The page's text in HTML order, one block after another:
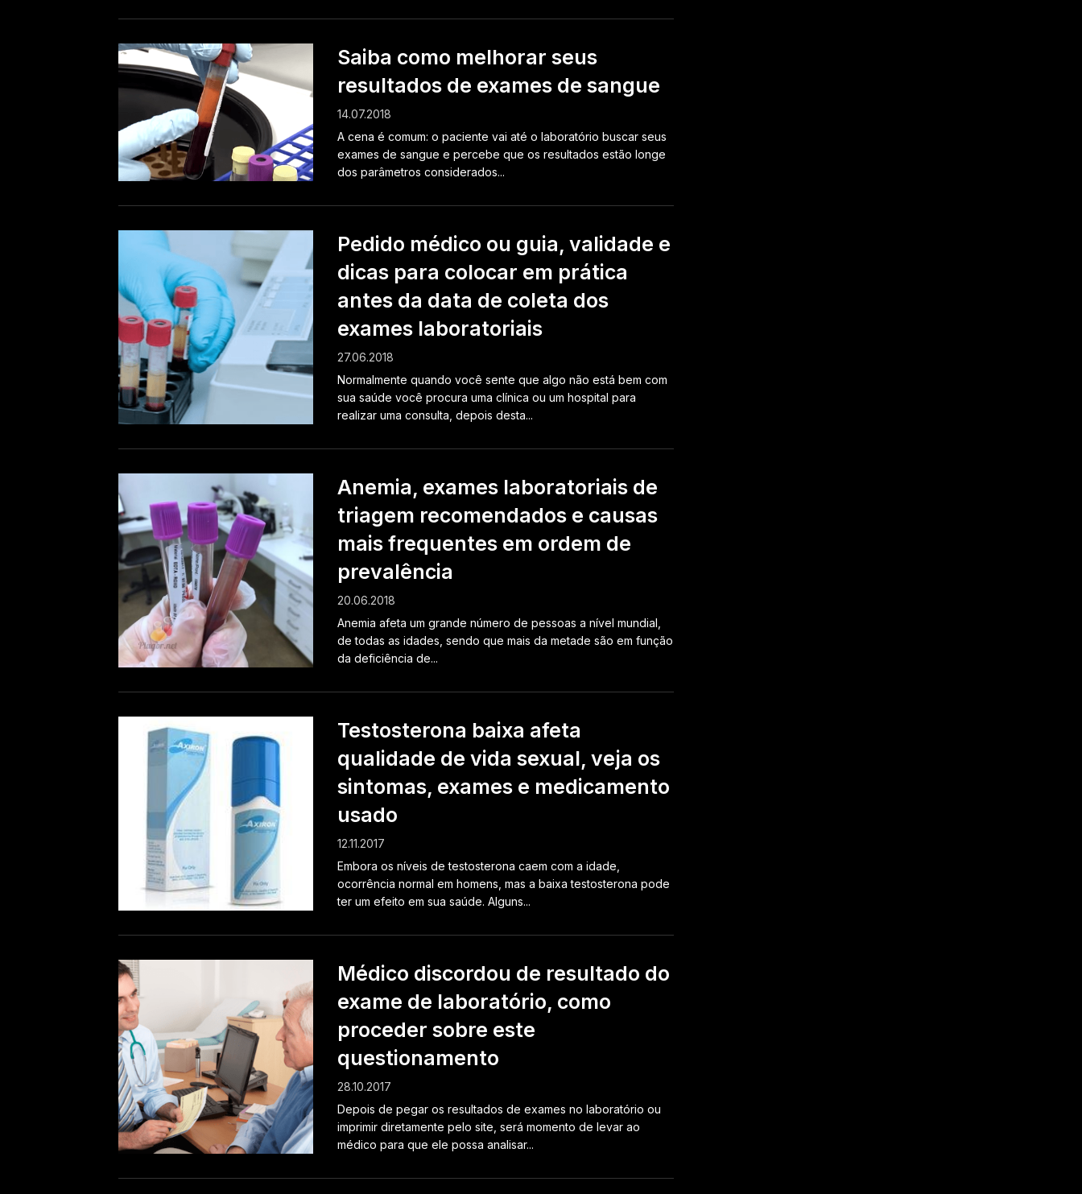
Saiba como melhorar seus
resultados de exames de sangue
14.07.2018
A cena é comum: o paciente vai até o laboratório buscar seus
exames de sangue e percebe que os resultados estão longe
dos parâmetros considerados...
Pedido médico ou guia, validade e
dicas para colocar em prática
antes da data de coleta dos
exames laboratoriais
27.06.2018
Normalmente quando você sente que algo não está bem com
sua saúde você procura uma clínica ou um hospital para
realizar uma consulta, depois desta...
Anemia, exames laboratoriais de
triagem recomendados e causas
mais frequentes em ordem de
prevalência
20.06.2018
Anemia afeta um grande número de pessoas a nível mundial,
de todas as idades, sendo que mais da metade são em função
da deficiência de...
Testosterona baixa afeta
qualidade de vida sexual, veja os
sintomas, exames e medicamento
usado
12.11.2017
Embora os níveis de testosterona caem com a idade,
ocorrência normal em homens, mas a baixa testosterona pode
ter um efeito em sua saúde. Alguns...
Médico discordou de resultado do
exame de laboratório, como
proceder sobre este
questionamento
28.10.2017
Depois de pegar os resultados de exames no laboratório ou
imprimir diretamente pelo site, será momento de levar ao
médico para que ele possa analisar...